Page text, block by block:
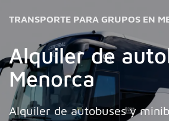
TRANSPORTE PARA GRUPOS EN
Alquiler de
Menorca
Alquiler de autobuses y